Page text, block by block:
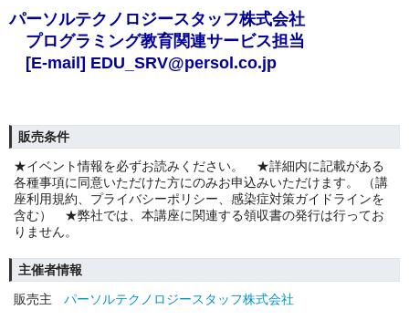
パーソルテクノロジースタッフ株式会社
プログラミング教育関連サービス担当
[E-mail] EDU_SRV@persol.co.jp
販売条件
★イベント情報を必ずお読みください。 ★詳細内に記載がある
各種事項に同意いただけた方にのみお申込みいただけます。 （講
座利用規約、プライバシーポリシー、感染症対策ガイドラインを
含む） ★弊社では、本講座に関連する領収書の発行は行ってお
りません。
主催者情報
販売主
パーソルテクノロジースタッフ株式会社